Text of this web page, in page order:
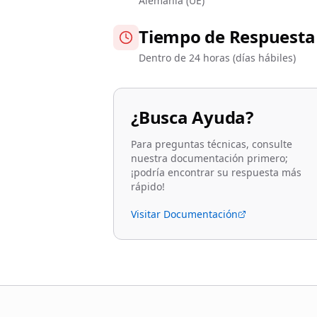
Tiempo de Respuesta
Dentro de 24 horas (días hábiles)
¿Busca Ayuda?
Para preguntas técnicas, consulte
nuestra documentación primero;
¡podría encontrar su respuesta más
rápido!
Visitar Documentación